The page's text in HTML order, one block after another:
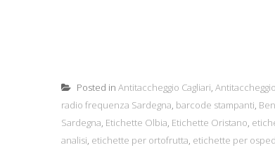
Posted in Antitaccheggio Cagliari,
radio frequenza Sardegna, barcode stampanti,
Sardegna, Etichette Olbia, Etichette Oristano,
analisi, etichette per ortofrutta, etichette per